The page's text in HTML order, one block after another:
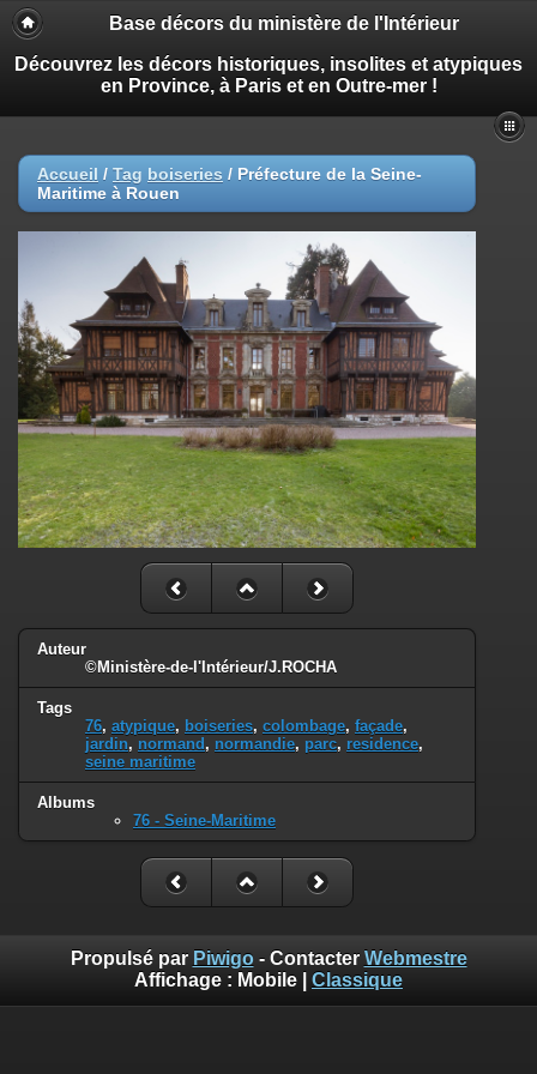
Base décors du ministère de l'Intérieur
Découvrez les décors historiques, insolites et atypiques
en Province, à Paris et en Outre-mer !
Accueil / Tag boiseries / Préfecture de la Seine-
Maritime à Rouen
Auteur
©Ministère-de-l'Intérieur/J.ROCHA
Tags
76, atypique, boiseries, colombage, façade,
jardin, normand , normandie, parc, residence,
seine maritime
Albums
76 - Seine-Maritime
Propulsé par Piwigo- Contacter Webmestre
Affichage : Mobile Classique